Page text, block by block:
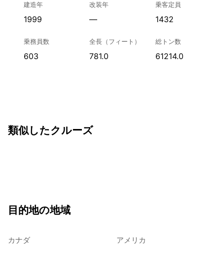
建造年
1999
改装年
—
乗客定員
1432
乗務員数
603
全長（フィート）
781.0
総トン数
61214.0
類似したクルーズ
目的地の地域
カナダ アメリカ